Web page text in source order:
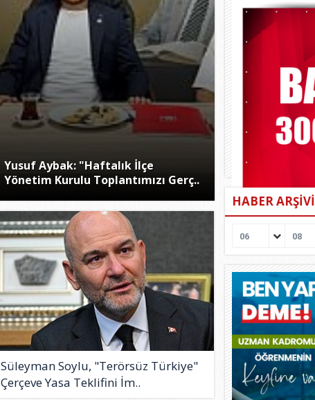
Yusuf Aybak: "Haftalık İlçe
Yönetim Kurulu Toplantımızı Gerç..
Süleyman Soylu, "Terörsüz Türkiye"
Çerçeve Yasa Teklifini İm..
HABER ARŞİVİ
06 08